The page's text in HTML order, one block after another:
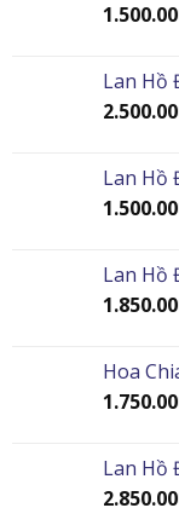
Lan Hồ
Lan Hồ
Lan Hồ
Hoa
Lan Hồ